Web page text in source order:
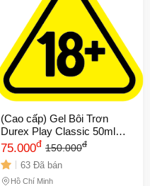
(Cao cấp) Gel Bôi Trơn
Durex Play Classic 50ml
Chính hãng
75.000đ 150.000đ
63 Đã bán
Hồ Chí Minh